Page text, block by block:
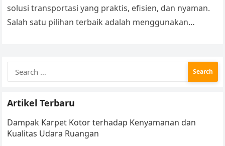
solusi transportasi yang praktis, efisien, dan nyaman.
Salah satu pilihan terbaik adalah menggunakan
for:
Artikel Terbaru
Dampak Karpet Kotor terhadap Kenyamanan dan
Kualitas Udara Ruangan